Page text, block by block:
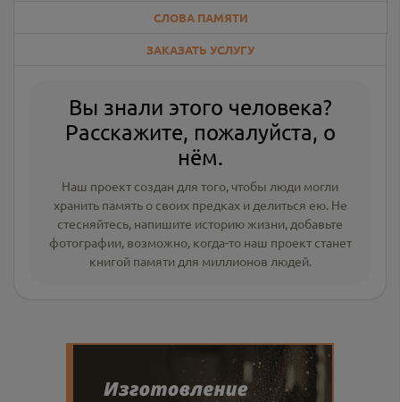
СЛОВА ПАМЯТИ
ЗАКАЗАТЬ УСЛУГУ
Вы знали этого человека?
Расскажите, пожалуйста, о
нём.
Наш проект создан для того, чтобы люди могли
хранить память о своих предках и делиться ею. Не
стесняйтесь, напишите историю жизни, добавьте
фотографии, возможно, когда-то наш проект станет
книгой памяти для миллионов людей.